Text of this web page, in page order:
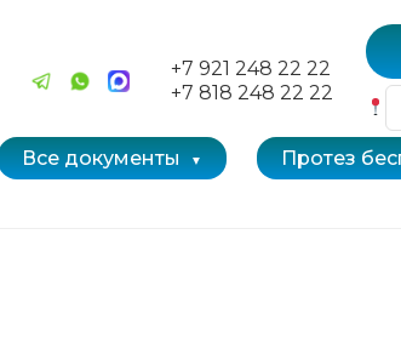
+7 921 248 22 22
+7 818 248 22 22
Все документы Протез